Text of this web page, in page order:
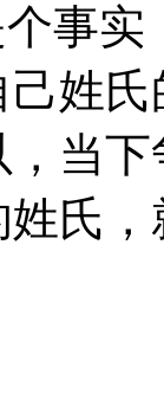
个事
姓
当
氏